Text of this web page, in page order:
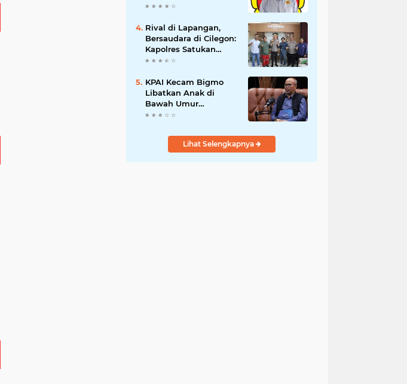
Karetaker dan Urgensi
Berduka
Rival di Lapangan,
Bersaudara di Cilegon:
Kapolres Satukan
Viking dan Jak Mania
Piala Presiden 2026
KPAI Kecam Bigmo
Libatkan Anak di
Bawah Umur
Promosikan Liquid
Bertindak Tegas
Lihat Selengkapnya